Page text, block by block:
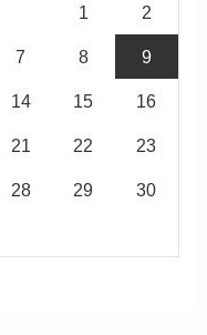
1 2
7 8 9
14 15 16
21 22 23
28 29 30